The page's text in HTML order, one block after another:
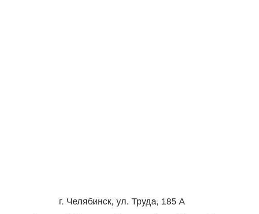
г. Челябинск, ул. Труда, 185 А